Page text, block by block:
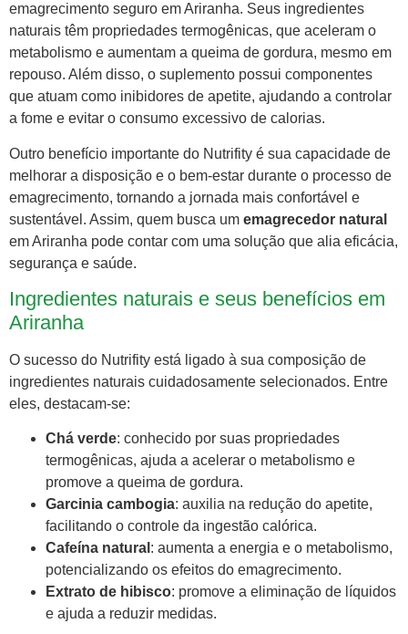
emagrecimento seguro em Ariranha. Seus ingredientes
naturais têm propriedades termogênicas, que aceleram o
metabolismo e aumentam a queima de gordura, mesmo em
repouso. Além disso, o suplemento possui componentes
que atuam como inibidores de apetite, ajudando a controlar
a fome e evitar o consumo excessivo de calorias.
Outro benefício importante do Nutrifity é sua capacidade de
melhorar a disposição e o bem-estar durante o processo de
emagrecimento, tornando a jornada mais confortável e
sustentável. Assim, quem busca um emagrecedor natural
em Ariranha pode contar com uma solução que alia eficácia,
segurança e saúde.
Ingredientes naturais e seus benefícios em
Ariranha
O sucesso do Nutrifity está ligado à sua composição de
ingredientes naturais cuidadosamente selecionados. Entre
eles, destacam-se:
Chá verde: conhecido por suas propriedades
termogênicas, ajuda a acelerar o metabolismo e
promove a queima de gordura.
Garcinia cambogia: auxilia na redução do apetite,
facilitando o controle da ingestão calórica.
Cafeína natural : aumenta a energia e o metabolismo,
potencializando os efeitos do emagrecimento.
Extrato de hibisco: promove a eliminação de líquidos
e ajuda a reduzir medidas.